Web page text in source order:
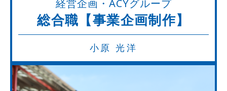
経営企画・ACYグループ
総合職【事業企画制作】
小原 光洋